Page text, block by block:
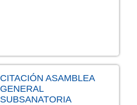
CITACIÓN ASAMBLEA
GENERAL
SUBSANATORIA